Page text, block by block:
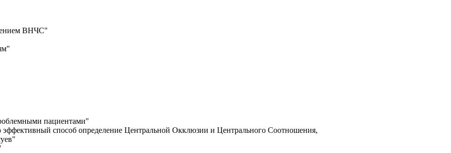
ВНЧС"
пациентами"
способ определение Центральной Окклюзии и Центрального Соотношения,